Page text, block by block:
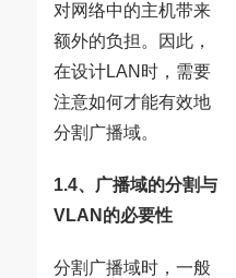
对网络中的主机带来
额外的负担。因此，
在设计LAN时，需要
注意如何才能有效地
分割广播域。
1.4、广播域的分割与
VLAN的必要性
分割广播域时，一般